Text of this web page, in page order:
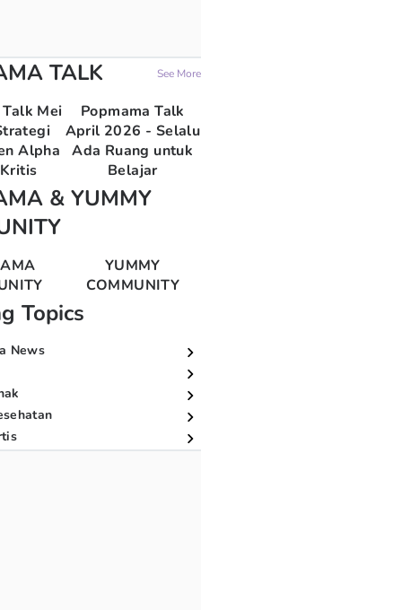
TALK See More
Mei
Alpha
Popmama Talk
April 2026 - Selalu
Ada Ruang untuk
Belajar
& YUMMY
YUMMY
COMMUNITY
Topics
News